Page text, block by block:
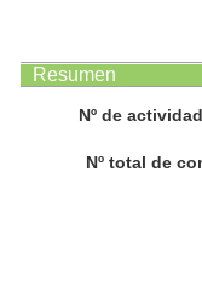
emisiones por encima
Resumen
Nº de
Nº total de